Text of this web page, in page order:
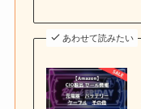
あわせて読みたい